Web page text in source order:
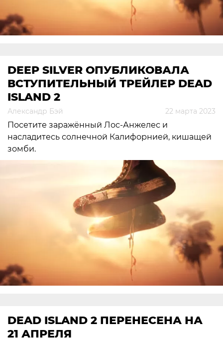
DEEP SILVER ОПУБЛИКОВАЛА
ВСТУПИТЕЛЬНЫЙ ТРЕЙЛЕР DEAD
ISLAND 2
Александр Бэй 22 марта 2023
Посетите заражённый Лос-Анжелес и
насладитесь солнечной Калифорнией, кишащей
зомби.
DEAD ISLAND 2 ПЕРЕНЕСЕНА НА
21 АПРЕЛЯ